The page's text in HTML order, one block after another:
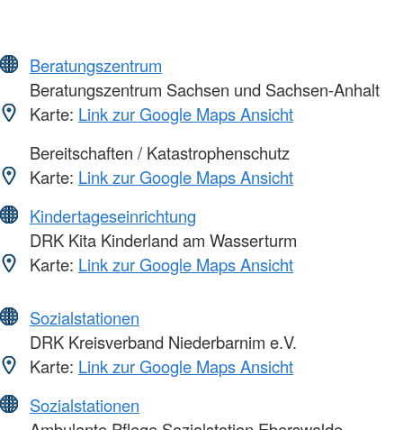
Beratungszentrum
Beratungszentrum Sachsen und Sachsen-Anhalt
Karte: Link zur Google Maps Ansicht
Bereitschaften / Katastrophenschutz
Karte: Link zur Google Maps Ansicht
Kindertageseinrichtung
DRK Kita Kinderland am Wasserturm
Karte: Link zur Google Maps Ansicht
Sozialstationen
DRK Kreisverband Niederbarnim e.V.
Karte: Link zur Google Maps Ansicht
Sozialstationen